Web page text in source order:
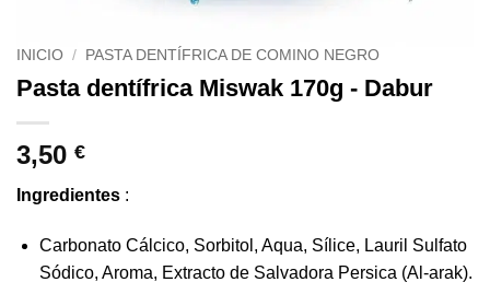
INICIO / PASTA DENTÍFRICA DE COMINO NEGRO
Pasta dentífrica Miswak 170g - Dabur
3,50 €
Ingredientes :
Carbonato Cálcico, Sorbitol, Aqua, Sílice, Lauril Sulfato
Sódico, Aroma, Extracto de Salvadora Persica (Al-arak).